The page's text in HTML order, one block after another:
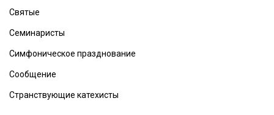
Святые
Семинаристы
Симфоническое празднование
Сообщение
Странствующие катехисты